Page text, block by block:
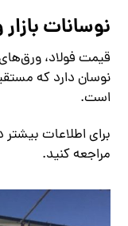
نوسانات
قیمت فولاد، ورق‌های
نوسان دارد که
است.
برای اطلاعات
مراجعه کنید.